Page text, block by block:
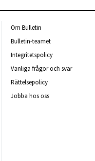
Om Bulletin
Bulletin-teamet
Integritetspolicy
Vanliga frågor och svar
Rättelsepolicy
Jobba hos oss